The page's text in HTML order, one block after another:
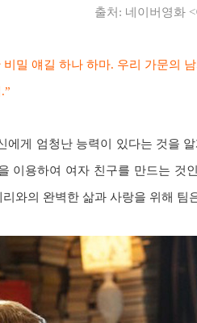
출처: 네이버영화
밀 얘길 하나 하마. 우리 가문의
에게 엄청난 능력이 있다는 것을
이용하여 여자 친구를 만드는
와의 완벽한 삶과 사랑을 위해 팀